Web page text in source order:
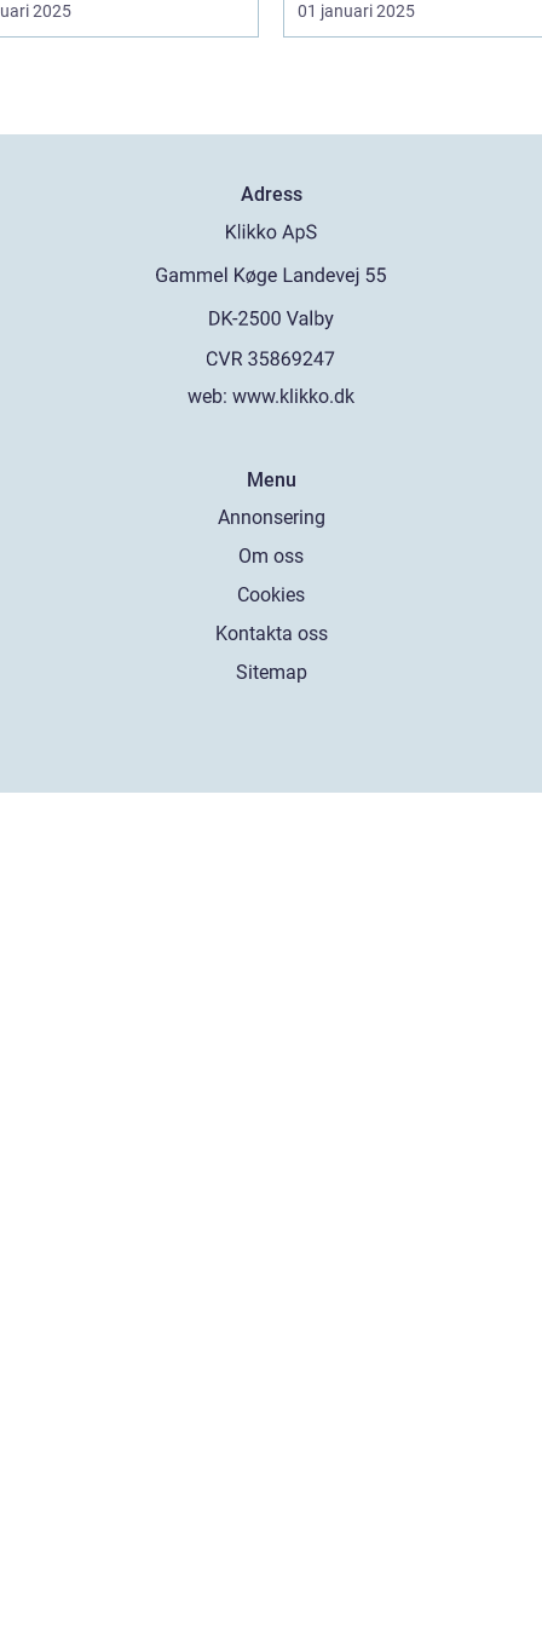
2025 01 januari 2025
Adress
web: www.klikko.dk
Menu
Annonsering
Om oss
Cookies
Kontakta oss
Sitemap